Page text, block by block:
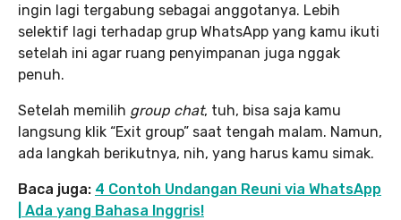
ingin lagi tergabung sebagai anggotanya. Lebih
selektif lagi terhadap grup WhatsApp yang kamu ikuti
setelah ini agar ruang penyimpanan juga nggak
penuh.
Setelah memilih group chat, tuh, bisa saja kamu
langsung klik “Exit group” saat tengah malam. Namun,
ada langkah berikutnya, nih, yang harus kamu simak.
Baca juga: 4 Contoh Undangan Reuni via WhatsApp
| Ada yang Bahasa Inggris!